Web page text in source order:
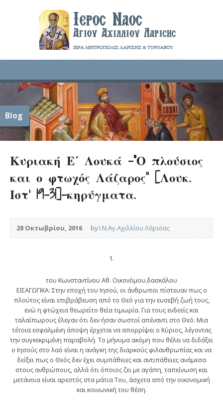
Blog
Κυριακή Ε΄ Λουκά -“Ο πλούσιος
και ο φτωχός Λάζαρος” [Λουκ.
Ιστ’ 19-31]-κηρύγματα.
28 Οκτωβρίου, 2016 byΙ.Ν.Αγ.Αχιλλίου Λάρισας
1.
του Κωνσταντίνου Αθ. Οικονόμου,δασκάλου
ΕΙΣΑΓΩΓΙΚΑ: Στην εποχή του Ιησού, οι άνθρωποι πίστευαν πως ο
πλούτος είναι επιβράβευση από το Θεό για την ευσεβή ζωή τους,
ενώ η φτώχεια θεωρείτο θεία τιμωρία. Για τους ενδεείς και
ταλαίπωρους έλεγαν ότι δεν ήσαν σωστοί απέναντι στο Θεό. Μια
τέτοια εσφαλμένη άποψη έρχεται να απορρίψει ο Κύριος, λέγοντας
την συγκεκριμένη παραβολή. Το μήνυμα ακόμη που θέλει να διδάξει
ο Ιησούς στο λαό είναι η ανάγκη της διαρκούς φιλανθρωπίας και να
δείξει πως ο Θεός δεν έχει συμπάθειες και αντιπάθειες ανάμεσα
στους ανθρώπους, αλλά ότι όποιος ζει με αγάπη, ταπείνωση και
μετάνοια είναι αρεστός στα μάτια Του, άσχετα από την οικονομική
και κοινωνική του θέση.